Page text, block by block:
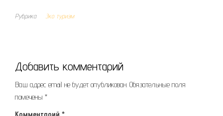
Рубрика Эко туризм
Добавить комментарий
Ваш адрес email не будет опубликован. Обязательные поля
помечены *